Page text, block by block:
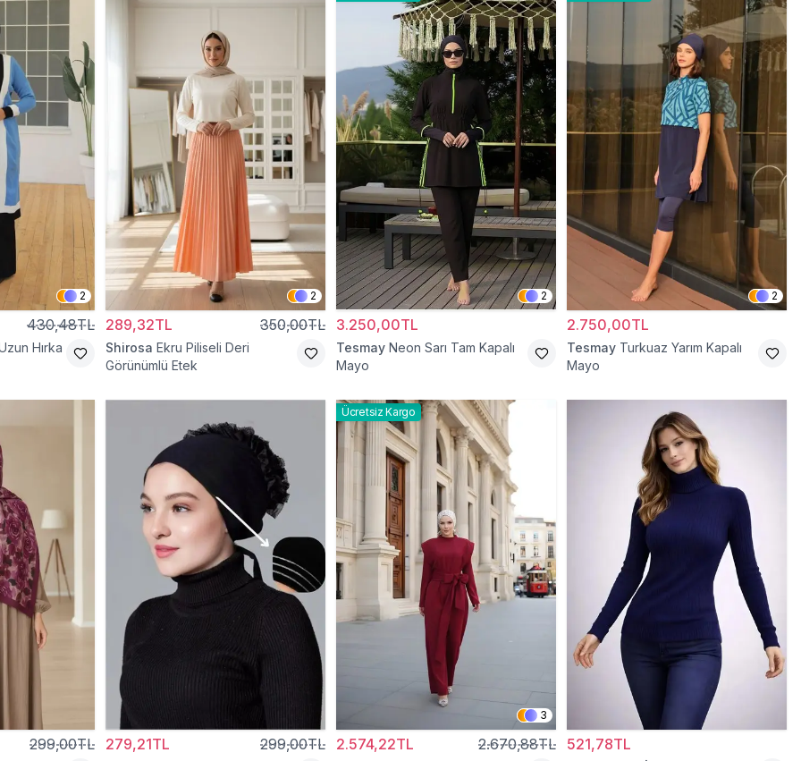
2
430,48TL
Hırka
2
289,32TL 350,00TL
Shirosa Ekru Piliseli Deri
Görünümlü Etek
2
3.250,00TL
Tesmay Neon Sarı Tam Kapalı
Mayo
2
2.750,00TL
Tesmay Turkuaz Yarım Kapalı
Mayo
299,00TL 279,21TL 299,00TL
Ücretsiz Kargo
3
2.574,22TL 2.670,88TL 521,78TL